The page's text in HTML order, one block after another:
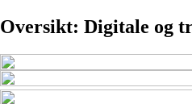
Oversikt: Digitale og